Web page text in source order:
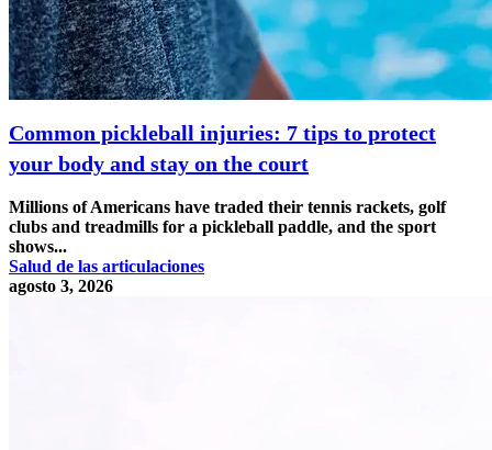
Common pickleball injuries: 7 tips to protect
your body and stay on the court
Millions of Americans have traded their tennis rackets, golf
clubs and treadmills for a pickleball paddle, and the sport
shows...
Salud de las articulaciones
agosto 3, 2026